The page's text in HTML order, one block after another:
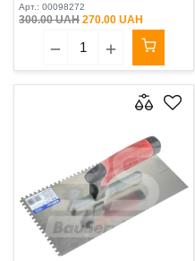
Арт.: 00098272
300.00 UAH 270.00 UAH